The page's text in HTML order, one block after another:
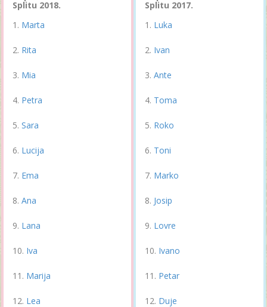
Splitu 2018.
Marta
Rita
Mia
Petra
Sara
Lucija
Ema
Ana
Lana
Iva
Marija
Lea
Splitu 2017.
Luka
Ivan
Ante
Toma
Roko
Toni
Marko
Josip
Lovre
Ivano
Petar
Duje